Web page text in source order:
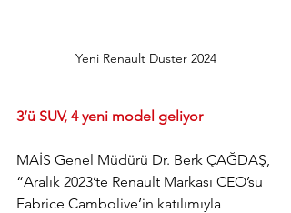
Yeni Renault Duster 2024
3’ü SUV, 4 yeni model geliyor
MAİS Genel Müdürü Dr. Berk ÇAĞDAŞ,
“Aralık 2023’te Renault Markası CEO’su
Fabrice Cambolive’in katılımıyla